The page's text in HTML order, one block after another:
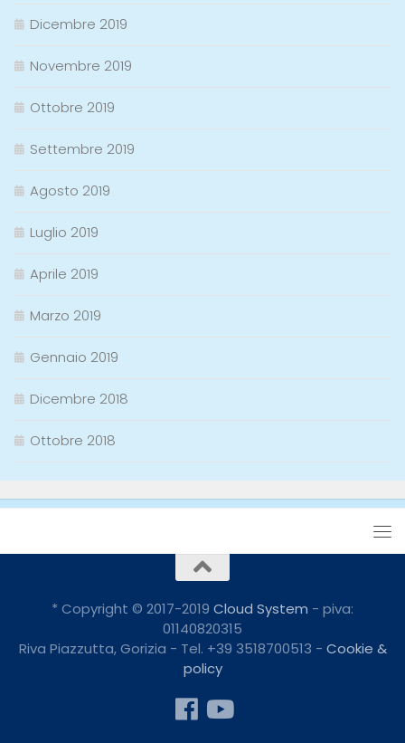
Dicembre 2019
Novembre 2019
Ottobre 2019
Settembre 2019
Agosto 2019
Luglio 2019
Aprile 2019
Marzo 2019
Gennaio 2019
Dicembre 2018
Ottobre 2018
* Copyright © 2017-2019 Cloud System - piva:
01140820315
Riva Piazzutta, Gorizia - Tel. +39 3518700513 - Cookie &
policy